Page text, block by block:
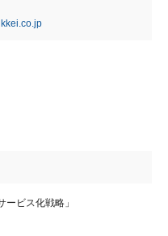
ービス化戦略」